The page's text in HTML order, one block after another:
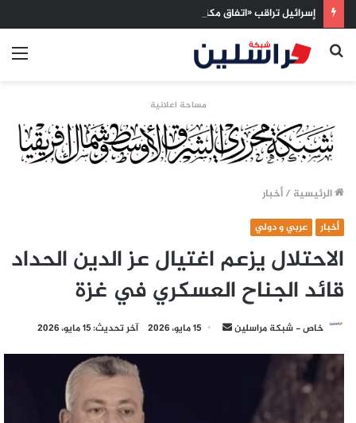
بحث
مساحة اعلانية
الرئيسية /أخبار
أخبار عربي و دولي
الاحتلال يزعم اغتيال عز الدين الحداد
قائد الجناح العسكري في غزة
خاص - شبكة مراسلين
أرسل 15 مايو، 2026 آخر تحديث: 15 مايو، 2026